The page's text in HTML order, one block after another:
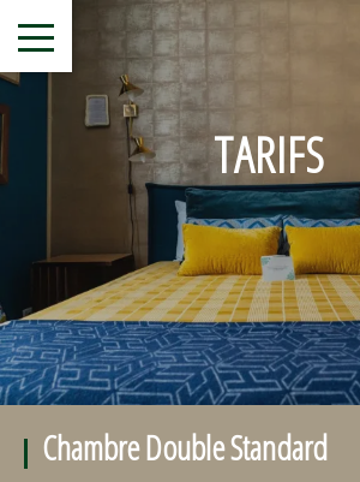
TARIFS
Chambre Double Standard